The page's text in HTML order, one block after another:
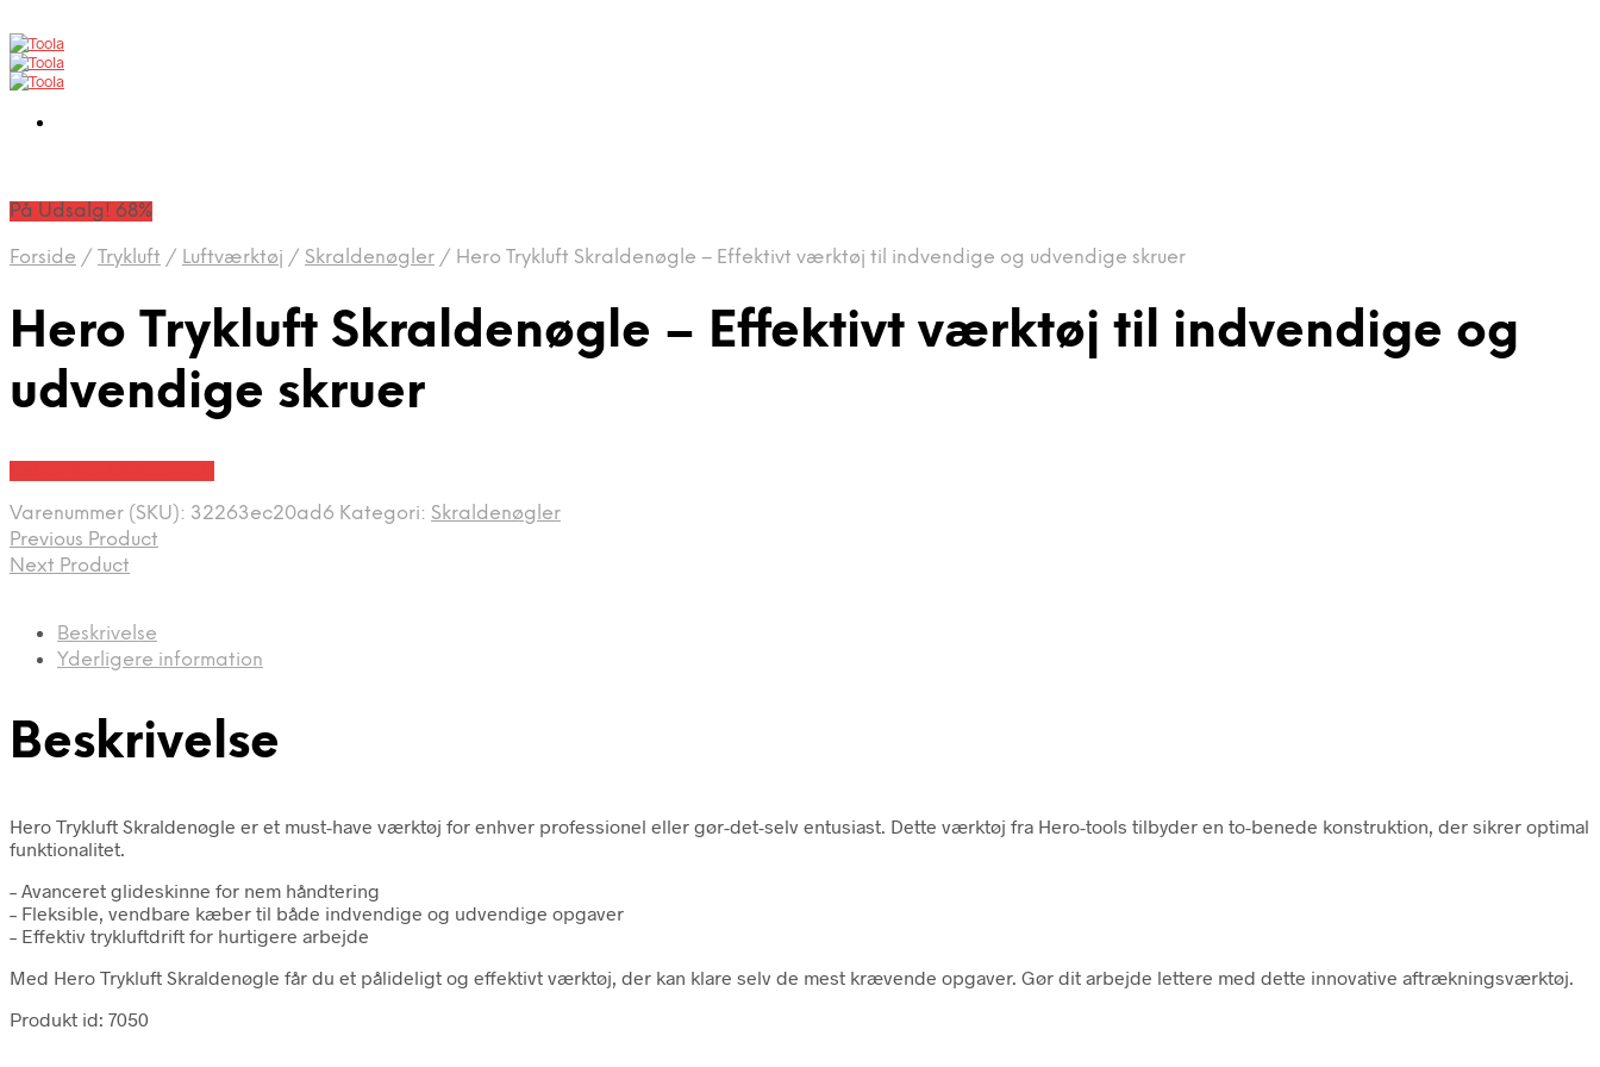
På Udsalg! 68%
Forside / Trykluft / Luftværktøj / Skraldenøgler / Hero Trykluft Skraldenøgle – Effektivt værktøj til indvendige og udvendige skruer
Hero Trykluft Skraldenøgle – Effektivt værktøj til indvendige og
udvendige skruer
Varenummer (SKU): 32263ec20ad6 Kategori: Skraldenøgler
Previous Product
Next Product
Beskrivelse
Yderligere information
Beskrivelse
Hero Trykluft Skraldenøgle er et must-have værktøj for enhver professionel eller gør-det-selv entusiast. Dette værktøj fra Hero-tools tilbyder en to-benede konstruktion, der sikrer optimal
funktionalitet.
– Avanceret glideskinne for nem håndtering
– Fleksible, vendbare kæber til både indvendige og udvendige opgaver
– Effektiv trykluftdrift for hurtigere arbejde
Med Hero Trykluft Skraldenøgle får du et pålideligt og effektivt værktøj, der kan klare selv de mest krævende opgaver. Gør dit arbejde lettere med dette innovative aftrækningsværktøj.
Produkt id: 7050